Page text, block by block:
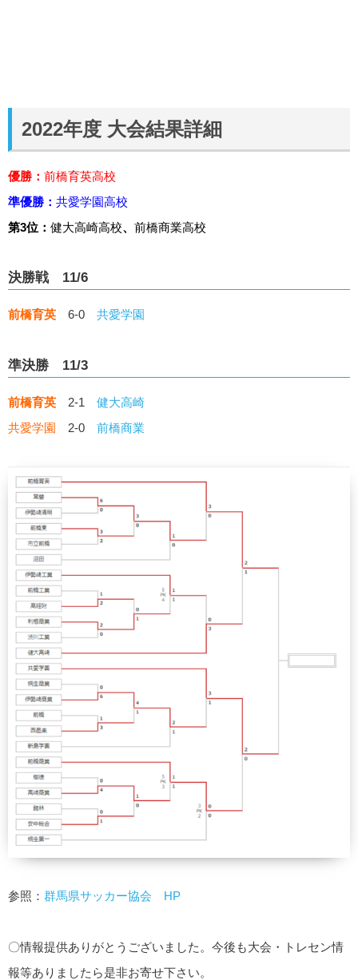
2022年度 大会結果詳細
優勝： 前橋育英高校
準優勝： 共愛学園高校
第3位： 健大高崎高校、 前橋商業高校
決勝戦 11/6
前橋育英 6-0 共愛学園
準決勝 11/3
前橋育英 2-1 健大高崎
共愛学園 2-0 前橋商業
参照： 群馬県サッカー協会 HP
〇情報提供ありがとうございました。今後も大会・トレセン情
報等ありましたら是非お寄せ下さい。